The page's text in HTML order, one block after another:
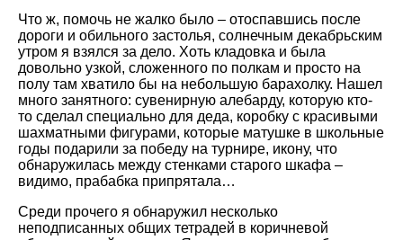
Что ж, помочь не жалко было – отоспавшись после
дороги и обильного застолья, солнечным декабрьским
утром я взялся за дело. Хоть кладовка и была
довольно узкой, сложенного по полкам и просто на
полу там хватило бы на небольшую барахолку. Нашел
много занятного: сувенирную алебарду, которую кто-
то сделал специально для деда, коробку с красивыми
шахматными фигурами, которые матушке в школьные
годы подарили за победу на турнире, икону, что
обнаружилась между стенками старого шкафа –
видимо, прабабка припрятала…
Среди прочего я обнаружил несколько
неподписанных общих тетрадей в коричневой